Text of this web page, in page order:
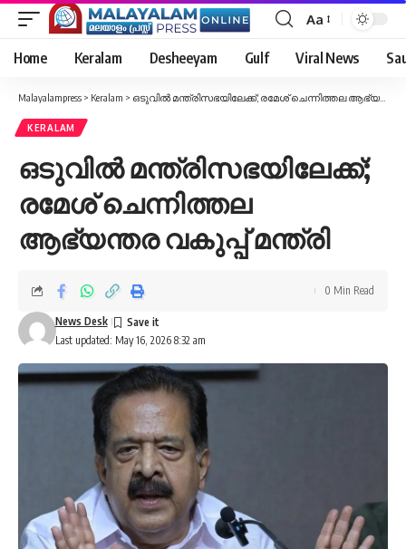
Font
Resizer
Aa
Home Keralam Desheeyam Gulf Viral News
Malayalampress > Keralam > ഒടുവിൽ മന്ത്രിസഭയിലേക്ക്; രമേശ് ചെന്നിത്തല ആഭ്യന്തര വകുപ്പ് മന്ത്രി
KERALAM
ഒടുവിൽ മന്ത്രിസഭയിലേക്ക്;
രമേശ് ചെന്നിത്തല
ആഭ്യന്തര വകുപ്പ് മന്ത്രി
Last updated: May 16, 2026 8:32 am
News Desk
0 Min Read